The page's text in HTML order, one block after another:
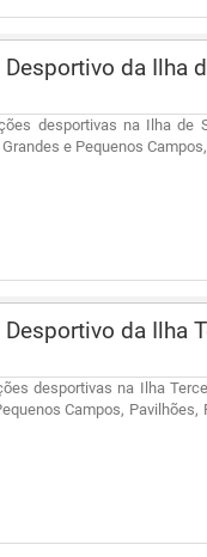
da Ilha
desportivas na Ilha de
e Pequenos
da Ilha
desportivas na Ilha
Campos,